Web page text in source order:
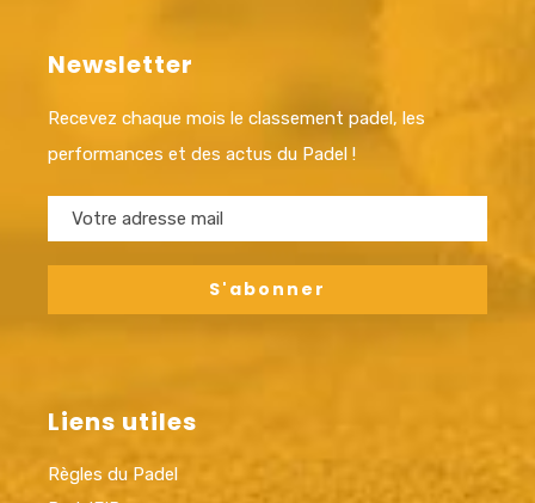
Newsletter
Recevez chaque mois le classement padel, les
performances et des actus du Padel !
Liens utiles
Règles du Padel